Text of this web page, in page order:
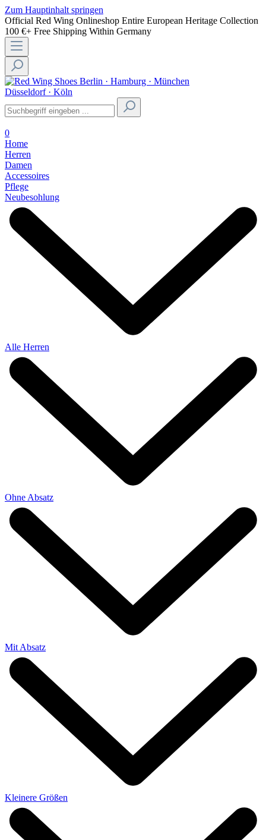
Zum Hauptinhalt springen
Official Red Wing Onlineshop Entire European Heritage Collection
100 €+ Free Shipping Within Germany
Berlin · Hamburg · München
Düsseldorf · Köln
0
Home
Herren
Damen
Accessoires
Pflege
Neubesohlung
Alle Herren
Ohne Absatz
Mit Absatz
Kleinere Größen